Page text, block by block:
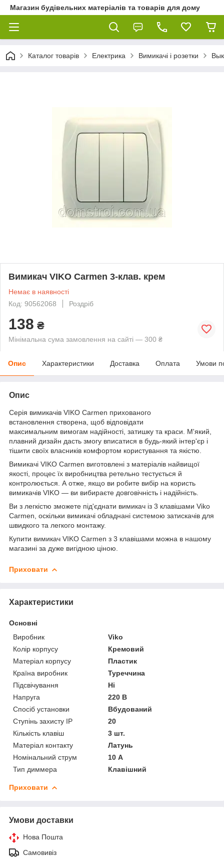
Магазин будівельних матеріалів та товарів для дому
Каталог товарів Електрика Вимикачі і розетки
Вимикач VIKO Carmen 3-клав. крем
Немає в наявності
Код: 90562068
Роздріб
138 ₴
Мінімальна сума замовлення на сайті — 300 ₴
Опис Характеристики Доставка Оплата Умови
Опис
Серія вимикачів VIKO Carmen прихованого
встановлення створена, щоб відповідати
максимальним вимогам надійності, затишку та краси. М'який,
плавний дизайн дасть змогу вписатися в будь-який інтер'єр і
тішити своїх власників комфортом користування та якістю.
Вимикачі VIKO Carmen виготовлені з матеріалів найвищої
якості, процес їх виробництва ретельно тестується й
контролюється. А отже, якщо ви робите вибір на користь
вимикачів VIKO — ви вибираєте довговічність і надійність.
Ви з легкістю зможете під'єднати вимикач із 3 клавішами Viko
Carmen, оскільки вимикачі обладнані системою затискачів для
швидкого та легкого монтажу.
Купити вимикач VIKO Carmen з 3 клавішами можна в нашому
магазині за дуже вигідною ціною.
Приховати
Характеристики
Основні
Виробник
Viko
Колір корпусу
Кремовий
Матеріал корпусу
Пластик
Країна виробник
Туреччина
Підсвічування
Ні
Напруга
220 В
Спосіб установки
Вбудований
Ступінь захисту IP
20
Кількість клавіш
3 шт.
Матеріал контакту
Латунь
Номінальний струм
10 А
Тип диммера
Клавішний
Приховати
Умови доставки
Нова Пошта
Самовивіз